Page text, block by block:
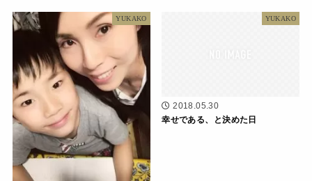
YUKAKO YUKAKO
2018.05.30
幸せである、と決めた日